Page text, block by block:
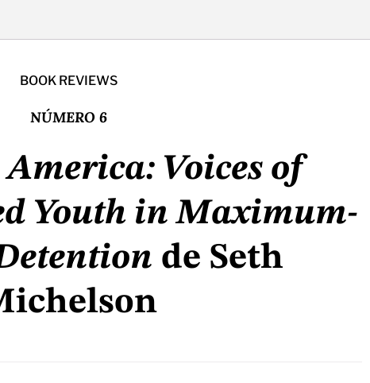
BOOK REVIEWS
NÚMERO 6
Voices of
Youth in Maximum-
de Seth